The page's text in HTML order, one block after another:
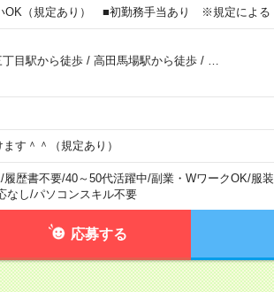
（規定あり） ■初勤務手当あり ※規定による
丁目駅から徒歩/ 高田馬場駅から徒歩/
す＾＾（規定あり）
/履歴書不要/40～50代活躍中/副業・WワークOK/服
なし/パソコンスキル不要
応募する